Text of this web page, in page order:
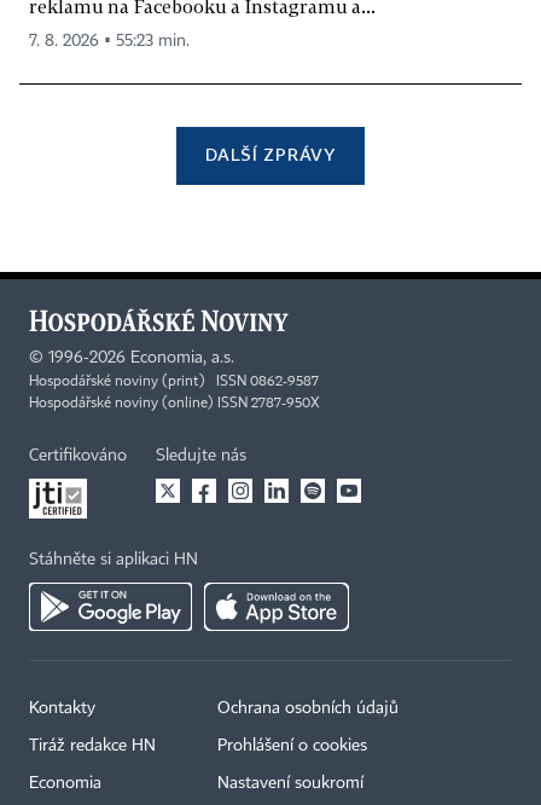
reklamu na Facebooku a Instagramu a...
7. 8. 2026 ▪ 55:23 min.
DALŠÍ ZPRÁVY
© 1996-2026 Economia, a.s.
Hospodářské noviny (print) ISSN 0862-9587
Hospodářské noviny (online) ISSN 2787-950X
Certifikováno Sledujte nás
Stáhněte si aplikaci HN
Kontakty
Tiráž redakce HN
Economia
Ochrana osobních údajů
Prohlášení o cookies
Nastavení soukromí